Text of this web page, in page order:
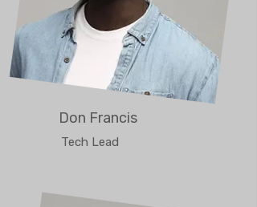
Don Francis
Tech Lead